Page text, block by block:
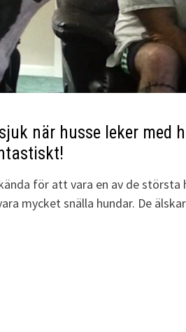
när husse leker med
för att vara en av de största
mycket snälla hundar. De